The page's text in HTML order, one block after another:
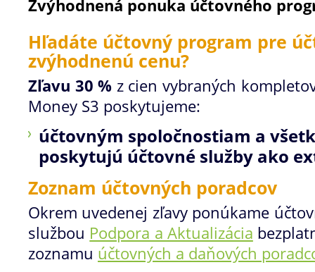
Zvýhodnená ponuka účtovného
Hľadáte účtovný program pre
zvýhodnenú cenu?
Zľavu 30 % z cien vybraných
Money S3 poskytujeme:
účtovným spoločnostiam a
poskytujú účtovné služby ako
Zoznam účtovných poradcov
Okrem uvedenej zľavy ponúkame
službou Podpora a Aktualizácia
zoznamu účtovných a daňových